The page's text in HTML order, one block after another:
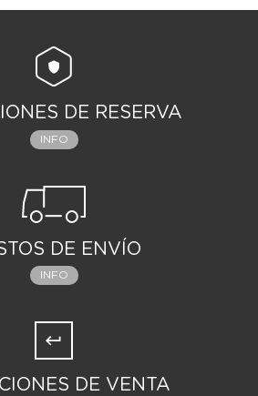
DE RESERVA
INFO
DE ENVÍO
INFO
DE VENTA